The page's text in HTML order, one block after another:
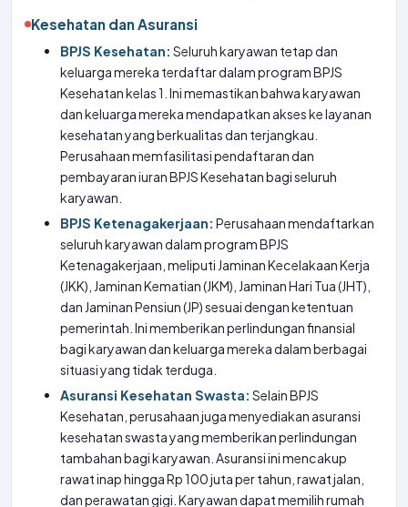
Kesehatan dan Asuransi
BPJS Kesehatan: Seluruh karyawan tetap dan
keluarga mereka terdaftar dalam program BPJS
Kesehatan kelas 1. Ini memastikan bahwa karyawan
dan keluarga mereka mendapatkan akses ke layanan
kesehatan yang berkualitas dan terjangkau.
Perusahaan memfasilitasi pendaftaran dan
pembayaran iuran BPJS Kesehatan bagi seluruh
karyawan.
BPJS Ketenagakerjaan: Perusahaan mendaftarkan
seluruh karyawan dalam program BPJS
Ketenagakerjaan, meliputi Jaminan Kecelakaan Kerja
(JKK), Jaminan Kematian (JKM), Jaminan Hari Tua (JHT),
dan Jaminan Pensiun (JP) sesuai dengan ketentuan
pemerintah. Ini memberikan perlindungan finansial
bagi karyawan dan keluarga mereka dalam berbagai
situasi yang tidak terduga.
Asuransi Kesehatan Swasta: Selain BPJS
Kesehatan, perusahaan juga menyediakan asuransi
kesehatan swasta yang memberikan perlindungan
tambahan bagi karyawan. Asuransi ini mencakup
rawat inap hingga Rp 100 juta per tahun, rawat jalan,
dan perawatan gigi. Karyawan dapat memilih rumah